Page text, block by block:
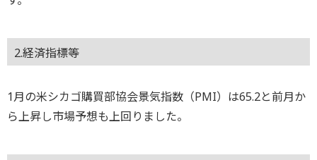
2.経済指標等
1月の米シカゴ購買部協会景気指数（PMI）は65.2と前月か
ら上昇し市場予想も上回りました。